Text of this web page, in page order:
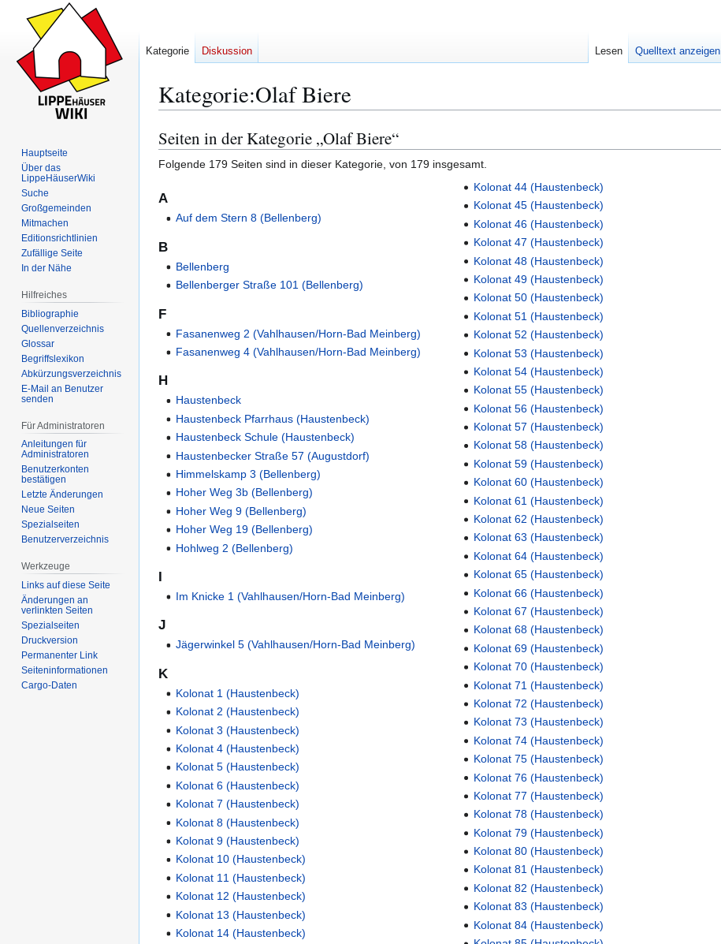
Kategorie:Olaf Biere
Zur
Navigation
springen
Zur
Suche
springen
Seiten in der Kategorie „Olaf Biere“
Folgende 179 Seiten sind in dieser Kategorie, von 179 insgesamt.
A
Auf dem Stern 8 (Bellenberg)
B
Bellenberg
Bellenberger Straße 101 (Bellenberg)
F
Fasanenweg 2 (Vahlhausen/Horn-Bad Meinberg)
Fasanenweg 4 (Vahlhausen/Horn-Bad Meinberg)
H
Haustenbeck
Haustenbeck Pfarrhaus (Haustenbeck)
Haustenbeck Schule (Haustenbeck)
Haustenbecker Straße 57 (Augustdorf)
Himmelskamp 3 (Bellenberg)
Hoher Weg 3b (Bellenberg)
Hoher Weg 9 (Bellenberg)
Hoher Weg 19 (Bellenberg)
Hohlweg 2 (Bellenberg)
I
Im Knicke 1 (Vahlhausen/Horn-Bad Meinberg)
J
Jägerwinkel 5 (Vahlhausen/Horn-Bad Meinberg)
K
Kolonat 1 (Haustenbeck)
Kolonat 2 (Haustenbeck)
Kolonat 3 (Haustenbeck)
Kolonat 4 (Haustenbeck)
Kolonat 5 (Haustenbeck)
Kolonat 6 (Haustenbeck)
Kolonat 7 (Haustenbeck)
Kolonat 8 (Haustenbeck)
Kolonat 9 (Haustenbeck)
Kolonat 10 (Haustenbeck)
Kolonat 11 (Haustenbeck)
Kolonat 12 (Haustenbeck)
Kolonat 13 (Haustenbeck)
Kolonat 14 (Haustenbeck)
Kolonat 44 (Haustenbeck)
Kolonat 45 (Haustenbeck)
Kolonat 46 (Haustenbeck)
Kolonat 47 (Haustenbeck)
Kolonat 48 (Haustenbeck)
Kolonat 49 (Haustenbeck)
Kolonat 50 (Haustenbeck)
Kolonat 51 (Haustenbeck)
Kolonat 52 (Haustenbeck)
Kolonat 53 (Haustenbeck)
Kolonat 54 (Haustenbeck)
Kolonat 55 (Haustenbeck)
Kolonat 56 (Haustenbeck)
Kolonat 57 (Haustenbeck)
Kolonat 58 (Haustenbeck)
Kolonat 59 (Haustenbeck)
Kolonat 60 (Haustenbeck)
Kolonat 61 (Haustenbeck)
Kolonat 62 (Haustenbeck)
Kolonat 63 (Haustenbeck)
Kolonat 64 (Haustenbeck)
Kolonat 65 (Haustenbeck)
Kolonat 66 (Haustenbeck)
Kolonat 67 (Haustenbeck)
Kolonat 68 (Haustenbeck)
Kolonat 69 (Haustenbeck)
Kolonat 70 (Haustenbeck)
Kolonat 71 (Haustenbeck)
Kolonat 72 (Haustenbeck)
Kolonat 73 (Haustenbeck)
Kolonat 74 (Haustenbeck)
Kolonat 75 (Haustenbeck)
Kolonat 76 (Haustenbeck)
Kolonat 77 (Haustenbeck)
Kolonat 78 (Haustenbeck)
Kolonat 79 (Haustenbeck)
Kolonat 80 (Haustenbeck)
Kolonat 81 (Haustenbeck)
Kolonat 82 (Haustenbeck)
Kolonat 83 (Haustenbeck)
Kolonat 84 (Haustenbeck)
Kategorie Diskussion Lesen Quelltext anzeigen
Hauptseite
Über das
LippeHäuserWiki
Suche
Großgemeinden
Mitmachen
Editionsrichtlinien
Zufällige Seite
In der Nähe
Hilfreiches
Bibliographie
Quellenverzeichnis
Glossar
Begriffslexikon
Abkürzungsverzeichnis
E-Mail an Benutzer
senden
Für Administratoren
Anleitungen für
Administratoren
Benutzerkonten
bestätigen
Letzte Änderungen
Neue Seiten
Spezialseiten
Benutzerverzeichnis
Werkzeuge
Links auf diese Seite
Änderungen an
verlinkten Seiten
Spezialseiten
Druckversion
Permanenter Link
Seiten­­informationen
Cargo-Daten